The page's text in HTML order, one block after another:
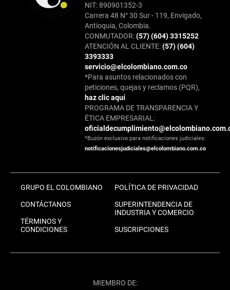
NIT: 890901352-3
Carrera 48 N° 30 Sur - 119, Envigado,
Antioquia, Colombia.
CONMUTADOR:(57) (604) 3315252
ATENCIÓN AL CLIENTE:(57) (604)
3393333
servicio@elcolombiano.com.co
*Para asuntos relacionados con
peticiones, quejas y reclamos (PQR),
haz clic aquí
PROGRAMA DE TRANSPARENCIA Y
ÉTICA EMPRESARIAL:
*Buzón exclusivo para notificaciones judiciales:
notificacionesjudiciales@elcolombiano.com.co
GRUPO EL COLOMBIANO
CONTÁCTANOS
TÉRMINOS Y
CONDICIONES
POLÍTICA DE PRIVACIDAD
SUPERINTENDENCIA DE
INDUSTRIA Y COMERCIO
SUSCRIPCIONES
MIEMBRO DE: